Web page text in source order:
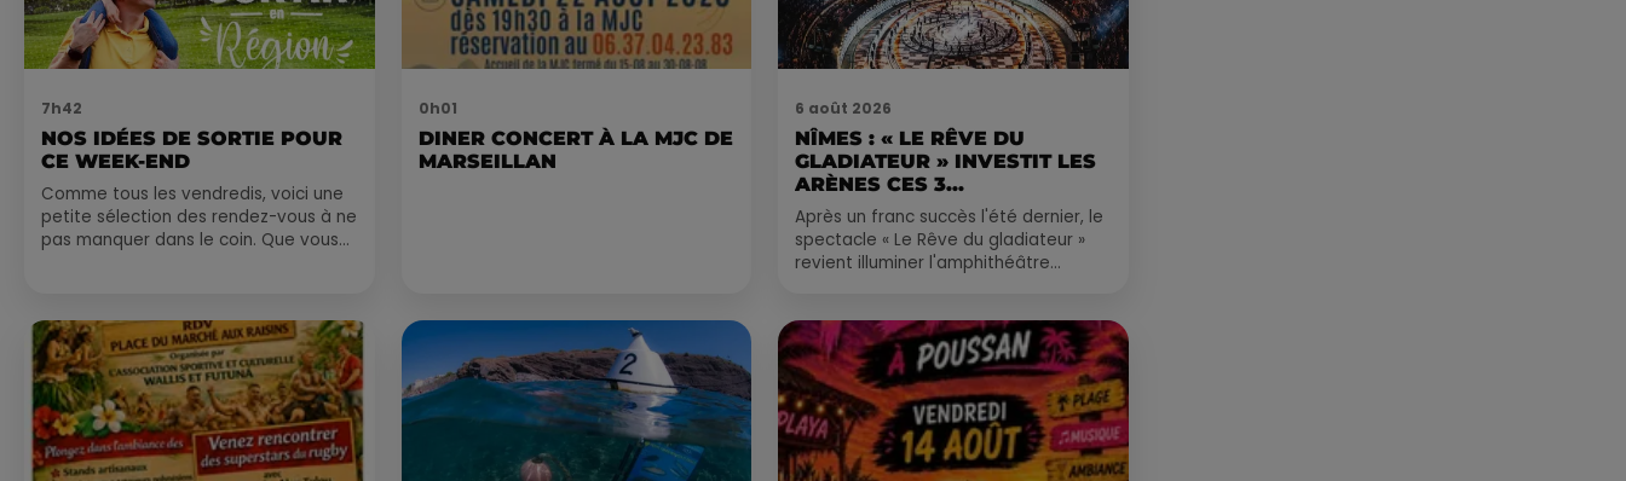
7h42
NOS IDÉES DE SORTIE POUR
CE WEEK-END
Comme tous les vendredis, voici une
petite sélection des rendez-vous à ne
pas manquer dans le coin. Que vous
0h01
DINER CONCERT À LA MJC DE
MARSEILLAN
6 août 2026
NÎMES : « LE RÊVE DU
GLADIATEUR » INVESTIT LES
ARÈNES CES 3...
Après un franc succès l'été dernier, le
spectacle « Le Rêve du gladiateur »
revient illuminer l'amphithéâtre